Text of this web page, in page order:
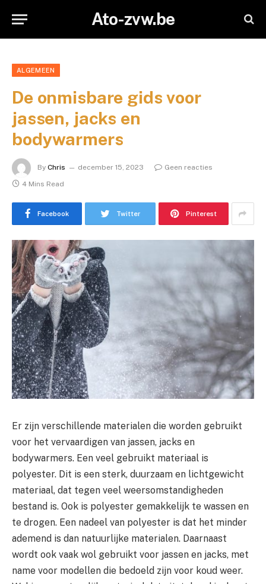
Ato-zvw.be
ALGEMEEN
De onmisbare gids voor
jassen, jacks en
bodywarmers
By Chris december 15, 2023
Geen reacties
4 Mins Read
Facebook Twitter Pinterest
Er zijn verschillende materialen die worden gebruikt
voor het vervaardigen van jassen, jacks en
bodywarmers. Een veel gebruikt materiaal is
polyester. Dit is een sterk, duurzaam en lichtgewicht
materiaal, dat tegen veel weersomstandigheden
bestand is. Ook is polyester gemakkelijk te wassen en
te drogen. Een nadeel van polyester is dat het minder
ademend is dan natuurlijke materialen. Daarnaast
wordt ook vaak wol gebruikt voor jassen en jacks, met
name voor modellen die bedoeld zijn voor koud weer.